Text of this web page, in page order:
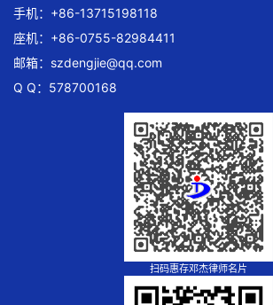
手机：+86-13715198118
座机：+86-0755-82984411
邮箱： szdengjie@qq.com
Q Q：578700168
扫码惠存邓杰律师名片